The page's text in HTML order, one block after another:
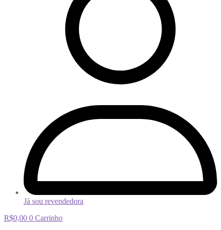
Já sou revendedora
R$0,00 0 Carrinho